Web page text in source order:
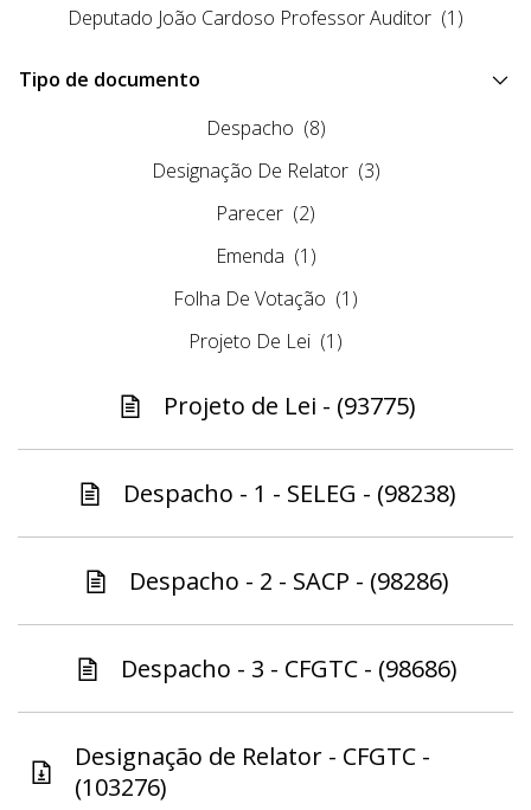
Deputado João Cardoso Professor Auditor (1)
Tipo de documento
Despacho (8)
Designação De Relator (3)
Parecer (2)
Emenda (1)
Folha De Votação (1)
Projeto De Lei (1)
Projeto de Lei - (93775)
Despacho - 1 - SELEG - (98238)
Despacho - 2 - SACP - (98286)
Despacho - 3 - CFGTC - (98686)
Designação de Relator - CFGTC -
(103276)